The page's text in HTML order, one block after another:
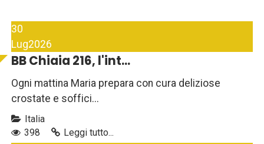
30
Lug2026
BB Chiaia 216, l'int...
Ogni mattina Maria prepara con cura deliziose
crostate e soffici...
Italia
398
Leggi tutto...